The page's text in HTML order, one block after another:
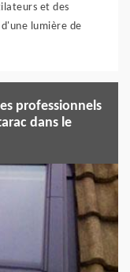
et des
lumière de
professionnels
dans le